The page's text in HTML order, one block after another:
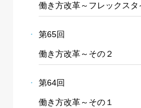
働き方改革～フレックスタ
第65回
働き方改革～その２
第64回
働き方改革～その１